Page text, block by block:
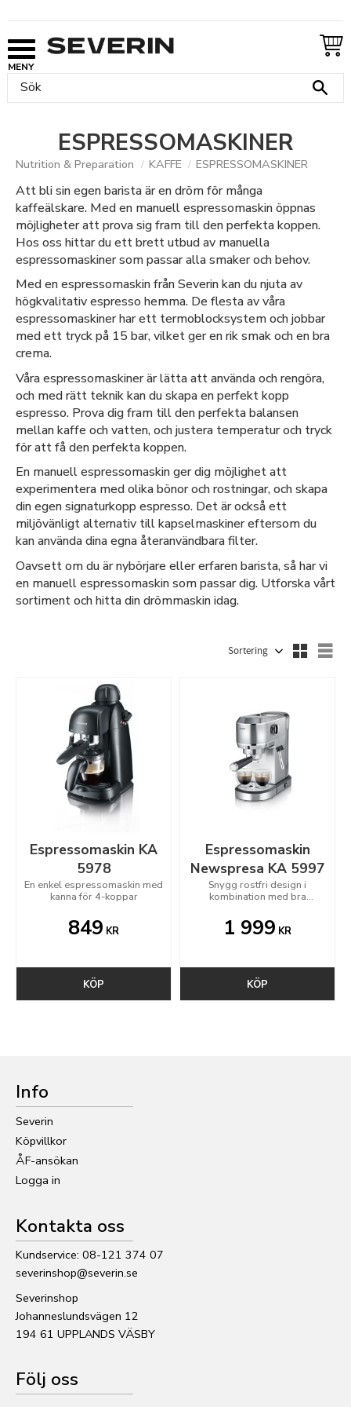
ESPRESSOMASKINER
Nutrition & Preparation KAFFE ESPRESSOMASKINER
Att bli sin egen barista är en dröm för många
kaffeälskare. Med en manuell espressomaskin öppnas
möjligheter att prova sig fram till den perfekta koppen.
Hos oss hittar du ett brett utbud av manuella
espressomaskiner som passar alla smaker och behov.
Med en espressomaskin från Severin kan du njuta av
högkvalitativ espresso hemma. De flesta av våra
espressomaskiner har ett termoblocksystem och jobbar
med ett tryck på 15 bar, vilket ger en rik smak och en bra
crema.
Våra espressomaskiner är lätta att använda och rengöra,
och med rätt teknik kan du skapa en perfekt kopp
espresso. Prova dig fram till den perfekta balansen
mellan kaffe och vatten, och justera temperatur och tryck
för att få den perfekta koppen.
En manuell espressomaskin ger dig möjlighet att
experimentera med olika bönor och rostningar, och skapa
din egen signaturkopp espresso. Det är också ett
miljövänligt alternativ till kapselmaskiner eftersom du
kan använda dina egna återanvändbara filter.
Oavsett om du är nybörjare eller erfaren barista, så har vi
en manuell espressomaskin som passar dig. Utforska vårt
sortiment och hitta din drömmaskin idag.
Espressomaskin KA
5978
En enkel espressomaskin med
kanna för 4-koppar
849 KR
KÖP
Espressomaskin
Newspresa KA 5997
Snygg rostfri design i
kombination med bra
espressomaskiner att blekna
1 999 KR
KÖP
Info
Severin
Köpvillkor
ÅF-ansökan
Logga in
Kontakta oss
Kundservice: 08-121 374 07
severinshop@severin.se
Severinshop
Johanneslundsvägen 12
194 61 UPPLANDS VÄSBY
Följ oss